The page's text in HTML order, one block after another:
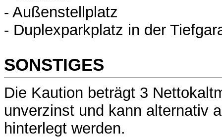
- Außenstellplatz
- Duplexparkplatz in der
SONSTIGES
Die Kaution beträgt 3
unverzinst und kann alternativ
hinterlegt werden.